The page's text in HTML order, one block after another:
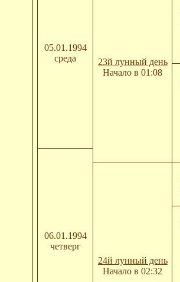
05.01.1994
среда
23й лунный день
Начало в 01:08
06.01.1994
четверг
24й лунный день
Начало в 02:32